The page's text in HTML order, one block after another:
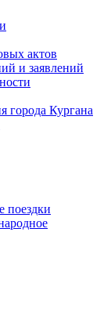
актов
и заявлений
города Кургана
поездки